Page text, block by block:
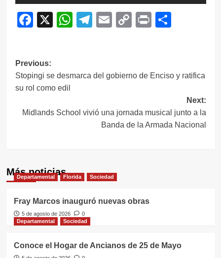
Facebook
X WhatsApp
Telegram
EmailCopy
Print
Navegación
de
Previous:
Stopingi se desmarca del gobierno de Enciso y ratifica
su rol como edil
Next:
Midlands School vivió una jornada musical junto a la
Banda de la Armada Nacional
Más noticias
Departamental Florida Sociedad
Fray Marcos inauguró nuevas obras
5 de agosto de 2026
0
Departamental
Sociedad
Conoce el Hogar de Ancianos de 25 de Mayo